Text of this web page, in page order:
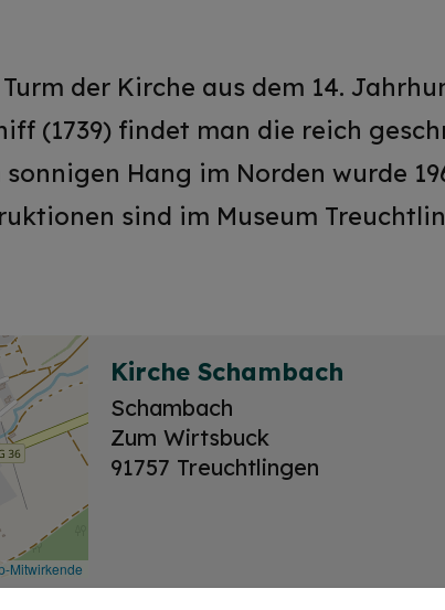
der Kirche aus dem 14.
(1739) findet man die reich
sonnigen Hang im Norden wurde
sind im Museum
Mitwirkende
Kirche Schambach
Schambach
Zum Wirtsbuck
91757 Treuchtlingen